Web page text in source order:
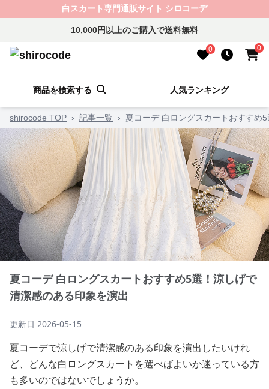
白スカート専門通販サイト シロコーデ
10,000円以上のご購入で送料無料
0 0
商品を検索する 人気ランキング
shirocode TOP › 記事一覧 › 夏コーデ 白ロングスカートおすすめ
夏コーデ 白ロングスカートおすすめ5選！涼しげで
清潔感のある印象を演出
更新日 2026-05-15
夏コーデで涼しげで清潔感のある印象を演出したいけれ
ど、どんな白ロングスカートを選べばよいか迷っている方
も多いのではないでしょうか。